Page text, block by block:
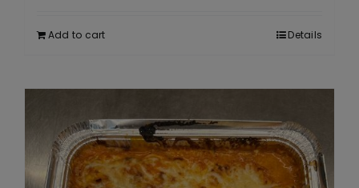
Add to cart Details